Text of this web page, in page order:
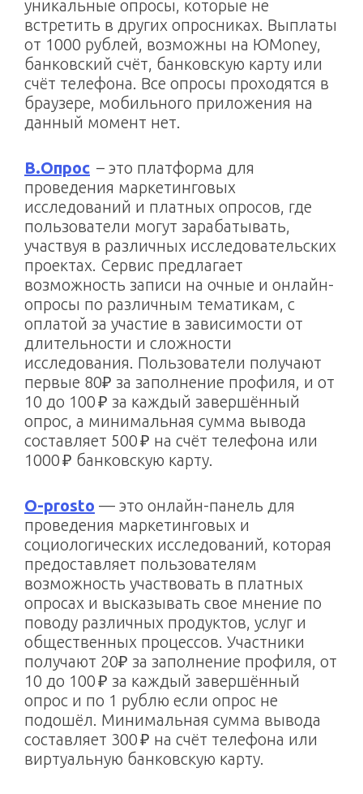
уникальные опросы, которые не
встретить в других опросниках. Выплаты
от 1000 рублей, возможны на ЮMoney,
банковский счёт, банковскую карту или
счёт телефона. Все опросы проходятся в
браузере, мобильного приложения на
данный момент нет.
В.Опрос – это платформа для
проведения маркетинговых
исследований и платных опросов, где
пользователи могут зарабатывать,
участвуя в различных исследовательских
проектах. Сервис предлагает
возможность записи на очные и онлайн-
опросы по различным тематикам, с
оплатой за участие в зависимости от
длительности и сложности
исследования. Пользователи получают
первые 80₽ за заполнение профиля, и от
10 до 100 ₽ за каждый завершённый
опрос, а минимальная сумма вывода
составляет 500 ₽ на счёт телефона или
1000 ₽ банковскую карту.
O-prosto — это онлайн-панель для
проведения маркетинговых и
социологических исследований, которая
предоставляет пользователям
возможность участвовать в платных
опросах и высказывать свое мнение по
поводу различных продуктов, услуг и
общественных процессов. Участники
получают 20₽ за заполнение профиля, от
10 до 100 ₽ за каждый завершённый
опрос и по 1 рублю если опрос не
подошёл. Минимальная сумма вывода
составляет 300 ₽ на счёт телефона или
виртуальную банковскую карту.